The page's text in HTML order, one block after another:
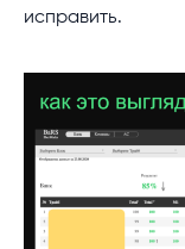
исправить.